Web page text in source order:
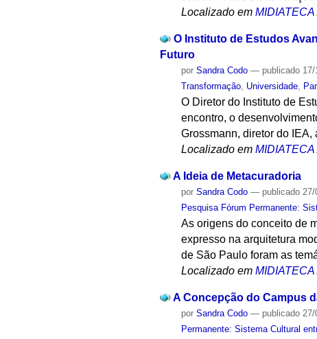
Localizado em MIDIATECA
O Instituto de Estudos
Futuro
porSandra Codo — publicado
Transformação, Universidade,
O Diretor do Instituto de
encontro, o
Grossmann, diretor do
Localizado em MIDIATECA
A Ideia de Metacuradoria
porSandra Codo — publicado
Pesquisa Fórum Permanente:
As origens do conceito de
expresso na arquitetura
de São Paulo foram as
Localizado em MIDIATECA
A Concepção do Campus
porSandra Codo — publicado
Permanente: Sistema Cultural